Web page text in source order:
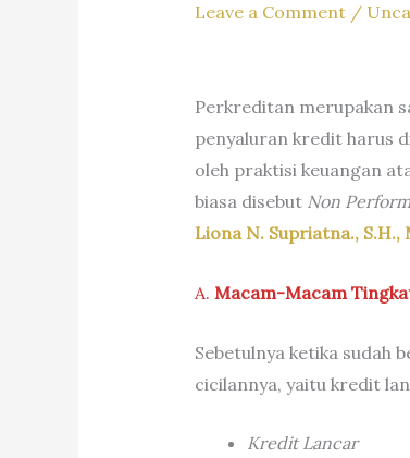
Leave a Comment /
Perkreditan merupakan
penyaluran kredit harus
oleh praktisi keuangan
biasa disebut Non
Liona N. Supriatna.,
A. Macam-Macam
Sebetulnya ketika sudah
cicilannya, yaitu kredit
Kredit Lancar